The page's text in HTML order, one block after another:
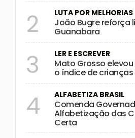
2 LUTA POR MELHORIAS
João Bugre reforça
Guanabara
3 LER E ESCREVER
Mato Grosso elevou
o índice de
4 ALFABETIZA BRASIL
Comenda
Alfabetização das
Certa